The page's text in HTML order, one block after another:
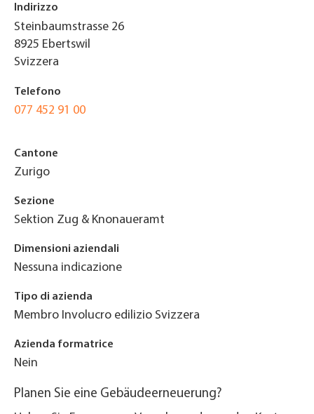
Indirizzo
Steinbaumstrasse 26
8925 Ebertswil
Svizzera
Telefono
077 452 91 00
Cantone
Zurigo
Sezione
Sektion Zug & Knonaueramt
Dimensioni aziendali
Nessuna indicazione
Tipo di azienda
Membro Involucro edilizio Svizzera
Azienda formatrice
Nein
Planen Sie eine Gebäudeerneuerung?